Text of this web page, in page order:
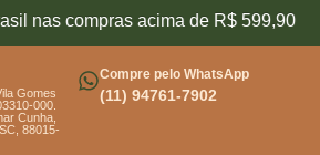
nas compras acima de R$ 599,90
Gomes
000.
Cunha,
88015-
Compre pelo WhatsApp
(11) 94761-7902